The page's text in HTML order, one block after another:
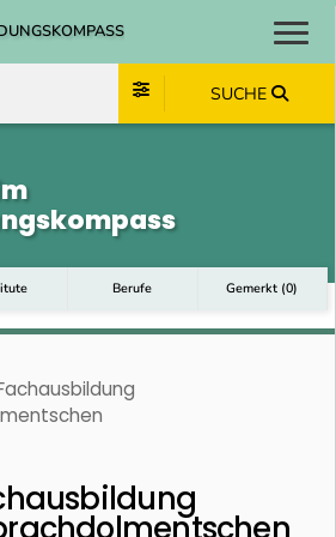
SUCHE
Berufe Gemerkt (0)